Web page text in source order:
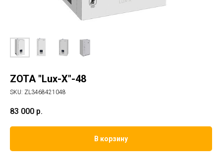
ZOTA "Lux-X"-48
SKU: ZL3468421048
83 000 р.
В корзину